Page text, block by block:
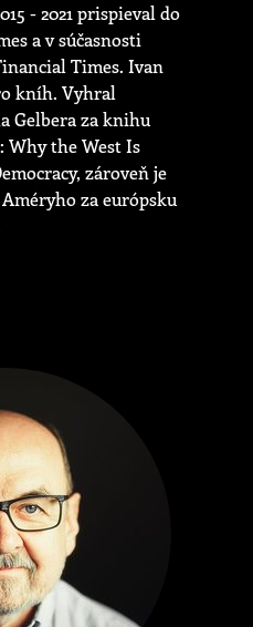
- 2021 prispieval do
a v súčasnosti
Times. Ivan
kníh. Vyhral
Gelbera za knihu
Why the West Is
zároveň je
za európsku